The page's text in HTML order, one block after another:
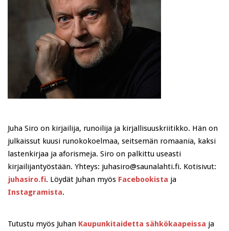
Juha Siro on kirjailija, runoilija ja kirjallisuuskriitikko. Hän on
julkaissut kuusi runokokoelmaa, seitsemän romaania, kaksi
lastenkirjaa ja aforismeja. Siro on palkittu useasti
kirjailijantyöstään. Yhteys: juhasiro@saunalahti.fi. Kotisivut:
juhasiro.fi. Löydät Juhan myös Facebookista ja
Instagramista.
Tutustu myös Juhan Kaupunkitaidetta sähkökaapeissa ja